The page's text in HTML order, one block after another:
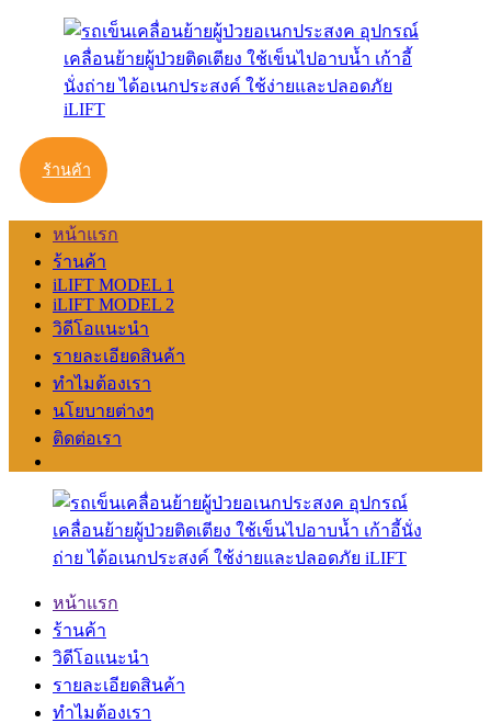
ร้านค้า
หน้าแรก
ร้านค้า
iLIFT MODEL 1
iLIFT MODEL 2
วิดีโอแนะนำ
รายละเอียดสินค้า
ทำไมต้องเรา
นโยบายต่างๆ
ติดต่อเรา
หน้าแรก
ร้านค้า
วิดีโอแนะนำ
รายละเอียดสินค้า
ทำไมต้องเรา